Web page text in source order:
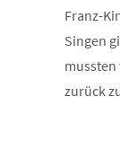
Franz-
Singen
zurück